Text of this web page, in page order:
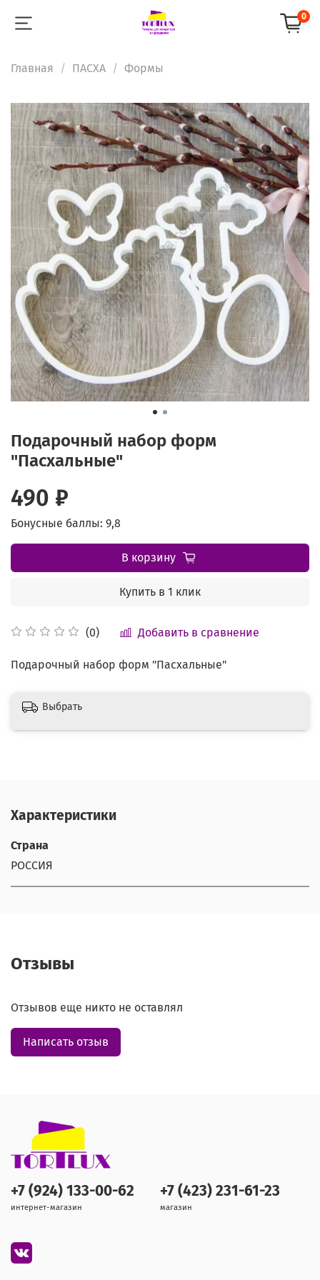
0
Главная ПАСХА Формы
Подарочный набор форм
"Пасхальные"
(0) Добавить в сравнение
490 ₽
Бонусные баллы: 9,8
В корзину
Купить в 1 клик
Подарочный набор форм "Пасхальные"
Выбрать
Характеристики
Страна
РОССИЯ
Отзывы
Отзывов еще никто не оставлял
Написать отзыв
+7 (924) 133-00-62
интернет-магазин
+7 (423) 231-61-23
магазин